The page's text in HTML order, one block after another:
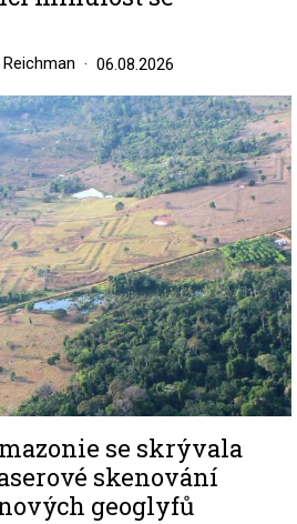
06.08.2026
se skrývala
skenování
geoglyfů